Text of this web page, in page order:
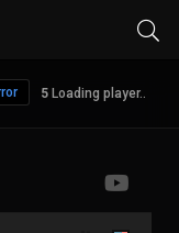
5 Loading player..